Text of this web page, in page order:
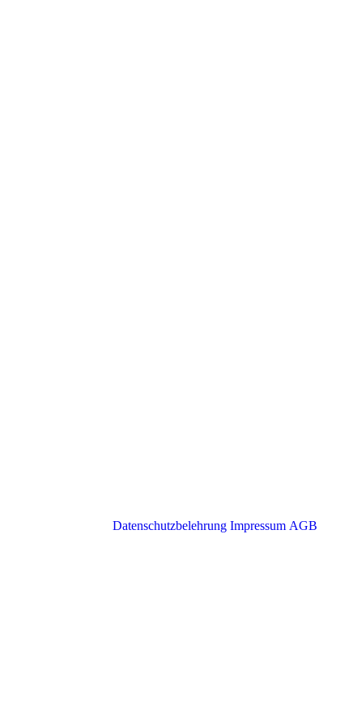
Datenschutzbelehrung Impressum AGB